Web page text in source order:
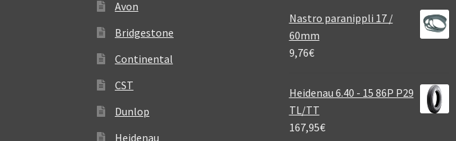
Avon
Bridgestone
Continental
CST
Dunlop
Heidenau
Nastro paranippli 17 /
60mm
9,76€
Heidenau 6.40 - 15 86P P29
TL/TT
167,95€